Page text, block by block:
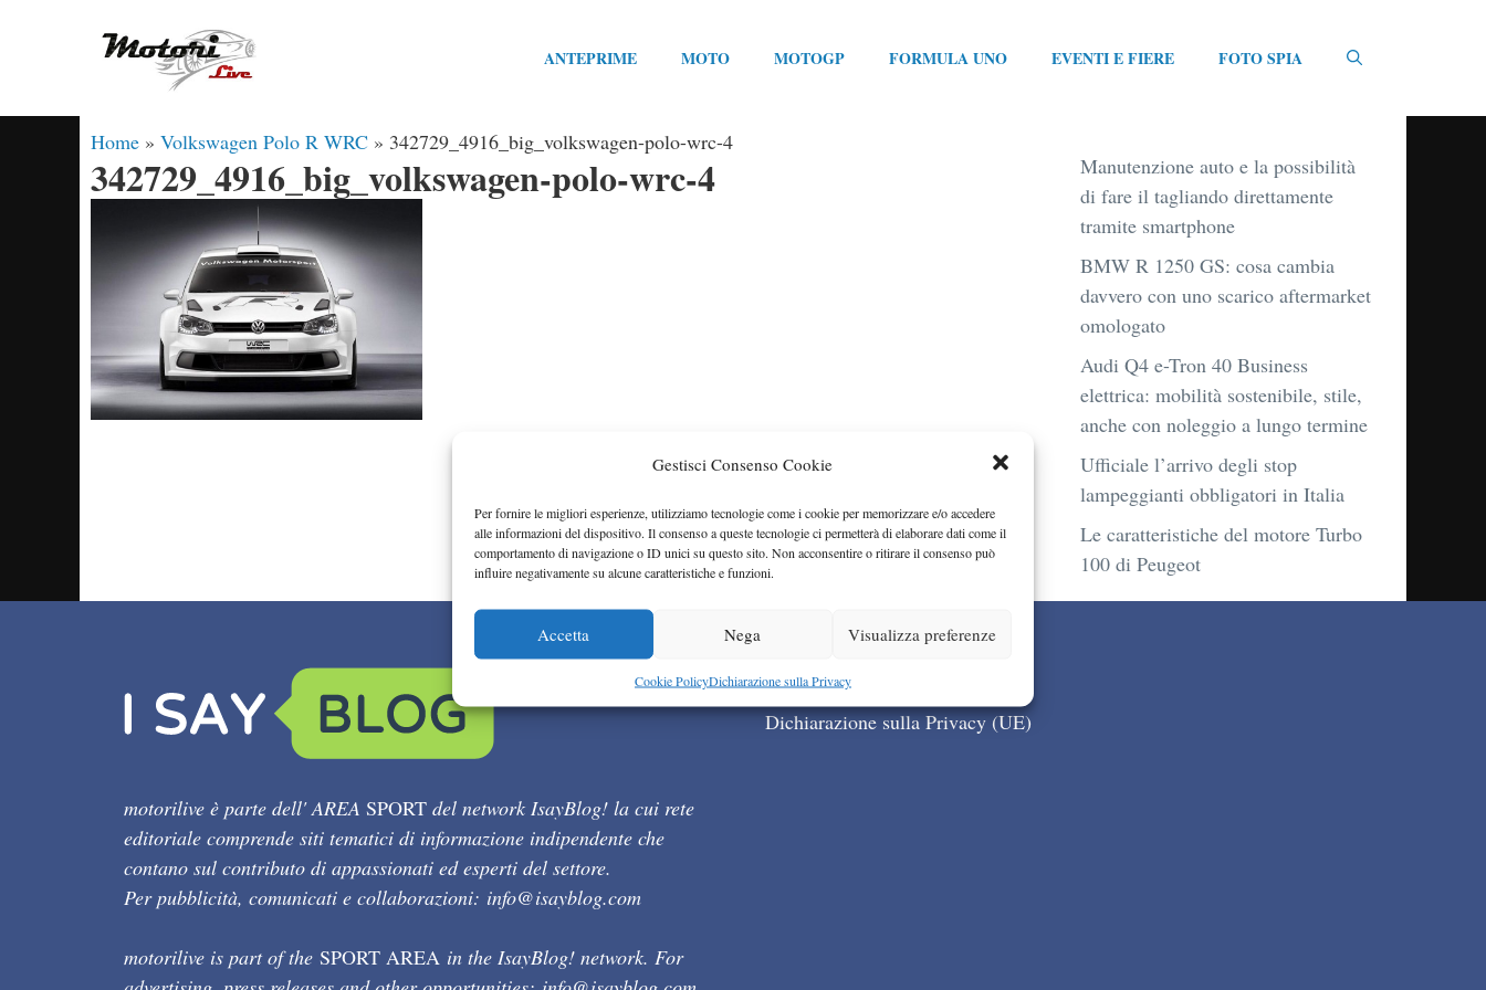
Gestisci Consenso Cookie
Per fornire le migliori esperienze, utilizziamo tecnologie come i cookie per memorizzare e/o accedere
alle informazioni del dispositivo. Il consenso a queste tecnologie ci permetterà di elaborare dati come il
comportamento di navigazione o ID unici su questo sito. Non acconsentire o ritirare il consenso può
influire negativamente su alcune caratteristiche e funzioni.
Accetta Nega Visualizza preferenze
Cookie PolicyDichiarazione sulla Privacy
ANTEPRIME MOTO MOTOGP FORMULA UNO EVENTI E FIERE FOTO SPIA
Home » Volkswagen Polo R WRC » 342729_4916_big_volkswagen-polo-wrc-4
342729_4916_big_volkswagen-polo-wrc-4
Manutenzione auto e la possibilità
di fare il tagliando direttamente
tramite smartphone
BMW R 1250 GS: cosa cambia
davvero con uno scarico aftermarket
omologato
Audi Q4 e-Tron 40 Business
elettrica: mobilità sostenibile, stile,
anche con noleggio a lungo termine
Ufficiale l’arrivo degli stop
lampeggianti obbligatori in Italia
Le caratteristiche del motore Turbo
100 di Peugeot
motorilive è parte dell' AREA SPORT del network IsayBlog! la cui rete
editoriale comprende siti tematici di informazione indipendente che
contano sul contributo di appassionati ed esperti del settore.
Per pubblicità, comunicati e collaborazioni: info@isayblog.com
motorilive is part of the SPORT AREA in the IsayBlog! network. For
Cookie Policy (UE)
Dichiarazione sulla Privacy (UE)